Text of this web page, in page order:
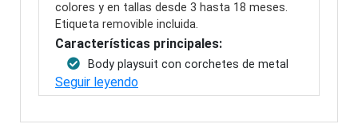
colores y en tallas desde 3 hasta 18 meses.
Etiqueta removible incluida.
Características principales:
Body playsuit con corchetes de metal
en hombros y parte inferior para un cambio
fácil del pañal.
Seguir leyendo